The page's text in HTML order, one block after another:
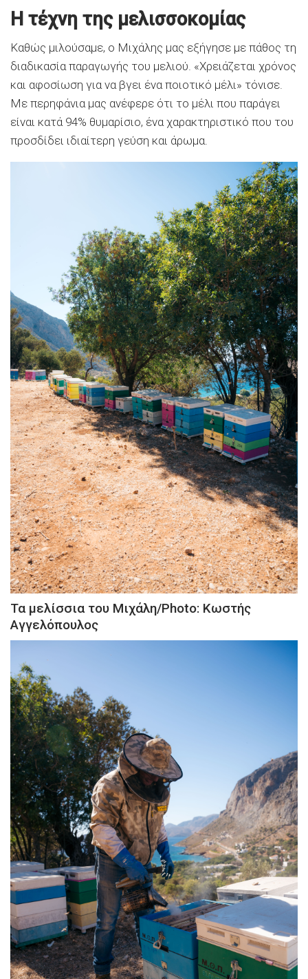
Η τέχνη της μελισσοκομίας
Καθώς μιλούσαμε, ο Μιχάλης μας εξήγησε με πάθος τη
διαδικασία παραγωγής του μελιού. «Χρειάζεται χρόνος
και αφοσίωση για να βγει ένα ποιοτικό μέλι» τόνισε.
Με περηφάνια μας ανέφερε ότι το μέλι που παράγει
είναι κατά 94% θυμαρίσιο, ένα χαρακτηριστικό που του
προσδίδει ιδιαίτερη γεύση και άρωμα.
Τα μελίσσια του Μιχάλη/Photo: Κωστής
Αγγελόπουλος